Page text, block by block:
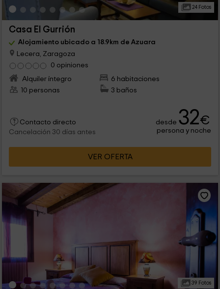
24 Fotos
Casa El Gurrión
Alojamiento ubicado a 18.9km de Azuara
Lecera, Zaragoza
0 opiniones
Alquiler íntegro
6 habitaciones
10 personas
3 baños
Contacto directo
Cancelación 30 días antes
desde 32€
persona y noche
VER OFERTA
39 Fotos